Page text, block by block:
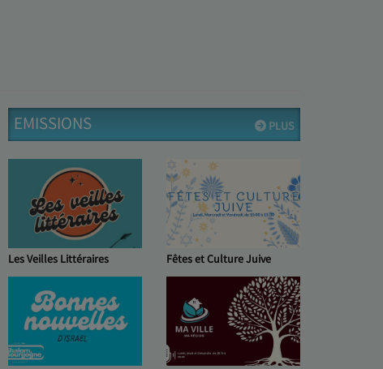
PLUS
EMISSIONS
Les Veilles Littéraires Fêtes et Culture Juive